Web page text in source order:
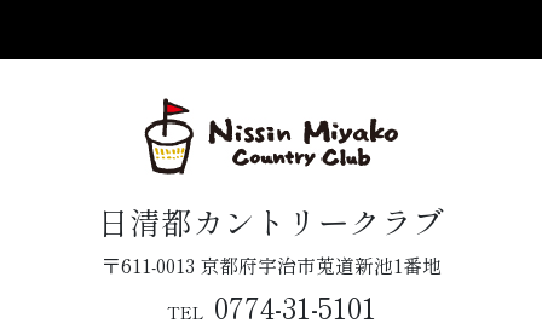
日清都カントリークラブ
〒611-0013 京都府宇治市莵道新池1番地
TEL 0774-31-5101